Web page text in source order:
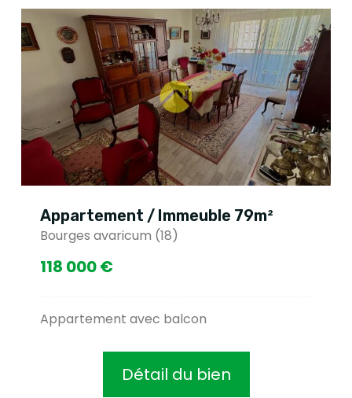
Appartement / Immeuble 79m²
Bourges avaricum (18)
118 000 €
Appartement avec balcon
Détail du bien